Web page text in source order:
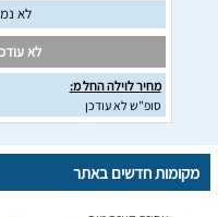
לא
לא
מחיר לוילה החל מ:
סופ"ש לא עודכן
מקומות חדשים באתר